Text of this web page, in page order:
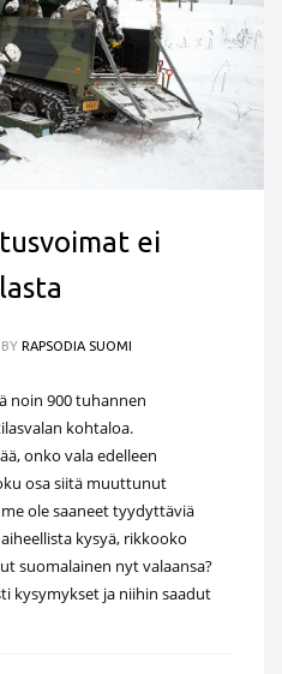
ei
BY RAPSODIA SUOMI
noin 900 tuhannen
kohtaloa.
onko vala edelleen
osa siitä muuttunut
ole saaneet tyydyttäviä
kysyä, rikkooko
suomalainen nyt valaansa?
kysymykset ja niihin saadut